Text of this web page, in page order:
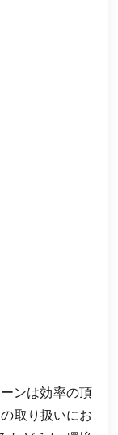
ンは効率の頂
取り扱いにお